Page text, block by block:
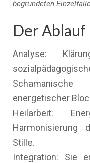
begründeten
Der
Analyse:
energetischer
Heilarbeit:
Harmonisierung
Stille.
Integration: Sie